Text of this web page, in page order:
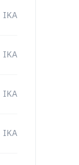
IKA
IKA
IKA
IKA